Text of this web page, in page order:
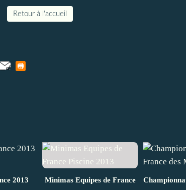
Retour à l'accueil
2013
Minimas Equipes de France